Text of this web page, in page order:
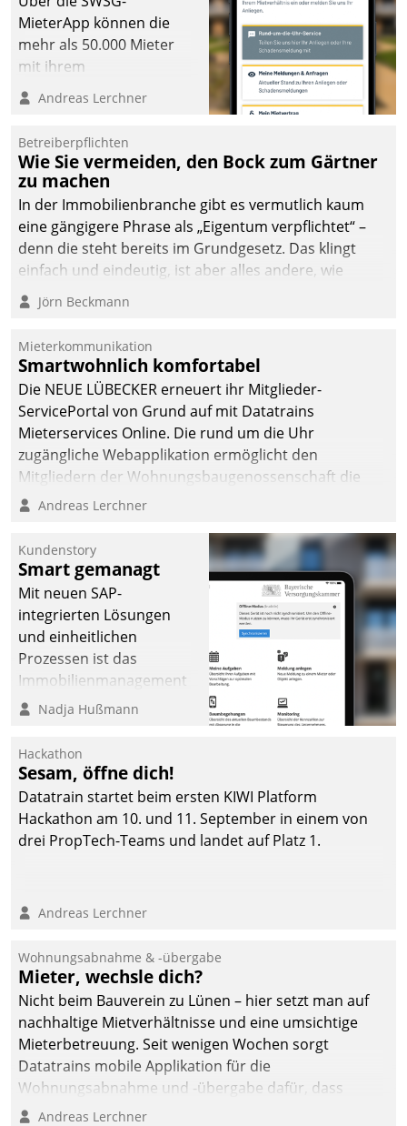
MieterApp können die
mehr als 50.000 Mieter
mit ihrem
Wohnungsunternehmen
kommunizieren, auf dem
einsehen und ändern
oder
Schadensmeldungen
abgeben – rund um die
Uhr.
Andreas Lerchner
Betreiberpflichten
Wie Sie vermeiden, den Bock zum Gärtner
zu machen
In der Immobilienbranche gibt es vermutlich kaum
eine gängigere Phrase als „Eigentum verpflichtet“ –
denn die steht bereits im Grundgesetz. Das klingt
einfach und eindeutig, ist aber alles andere, wie
Branchenbeschäftigte wissen. Denn mit der
Verantwortung folgen Verpflichtungen.
Jörn Beckmann
Mieterkommunikation
Smartwohnlich komfortabel
Die NEUE LÜBECKER erneuert ihr Mitglieder-
ServicePortal von Grund auf mit Datatrains
Mieterservices Online. Die rund um die Uhr
zugängliche Webapplikation ermöglicht den
Mitgliedern der Wohnungs­bau­genossenschaft die
Kontaktaufnahme per Smartphone, Tablet oder PC.
Andreas Lerchner
Kundenstory
Smart gemanagt
Mit neuen SAP-
integrierten Lösungen
und einheitlichen
Prozessen ist das
Immobilienmanagement
der Bayerischen
Ressort Kapitalanlage für
künftige Aufgaben und
Herausforderungen
gerüstet.
Nadja Hußmann
Hackathon
Sesam, öffne dich!
Datatrain startet beim ersten KIWI Platform
Hackathon am 10. und 11. September in einem von
drei PropTech-Teams und landet auf Platz 1.
Andreas Lerchner
Wohnungsabnahme & -übergabe
Mieter, wechsle dich?
Nicht beim Bauverein zu Lünen – hier setzt man auf
nachhaltige Mietverhältnisse und eine umsichtige
Mieterbetreuung. Seit wenigen Wochen sorgt
Datatrains mobile Applikation für die
Wohnungsabnahme und -übergabe dafür, dass
Mieter wohlgeordnet kommen und, so es sein muss,
Andreas Lerchner